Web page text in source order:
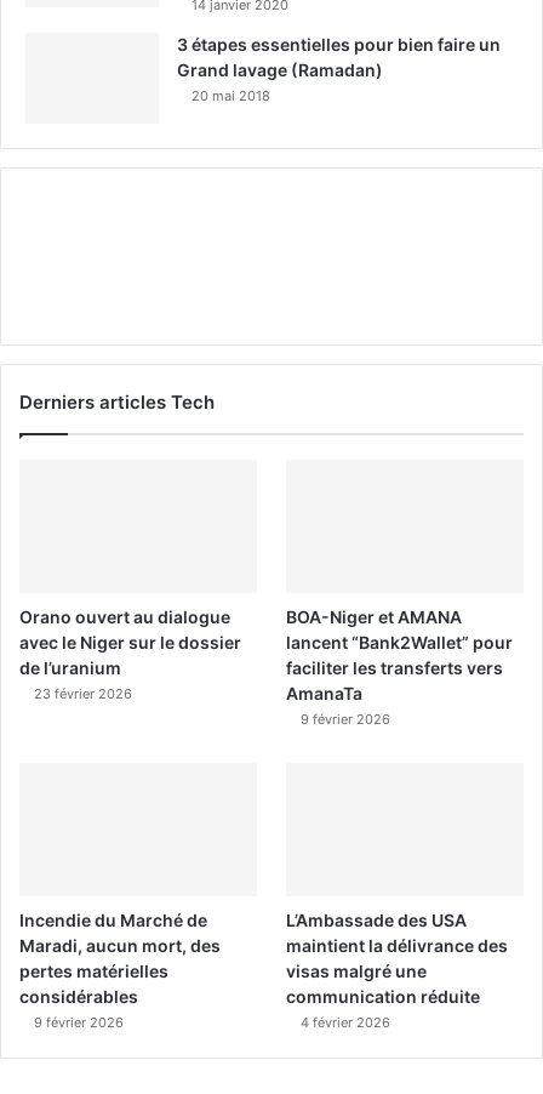
14 janvier 2020
3 étapes essentielles pour bien faire un
Grand lavage (Ramadan)
20 mai 2018
Derniers articles Tech
Orano ouvert au dialogue
avec le Niger sur le dossier
de l’uranium
23 février 2026
BOA-Niger et AMANA
lancent “Bank2Wallet” pour
faciliter les transferts vers
AmanaTa
9 février 2026
Incendie du Marché de
Maradi, aucun mort, des
pertes matérielles
considérables
9 février 2026
L’Ambassade des USA
maintient la délivrance des
visas malgré une
communication réduite
4 février 2026